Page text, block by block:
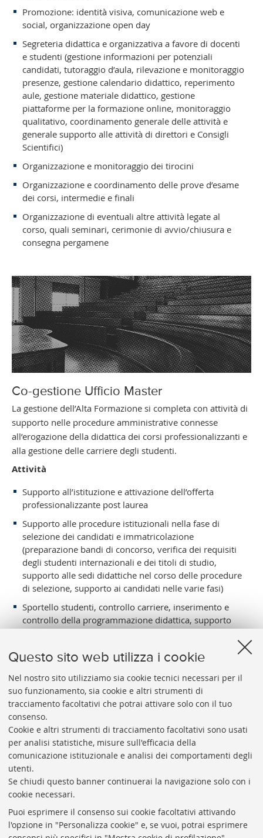
Questo sito web utilizza i cookie
Nel nostro sito utilizziamo sia cookie tecnici necessari per il
suo funzionamento, sia cookie e altri strumenti di
tracciamento facoltativi che potrai attivare solo con il tuo
consenso.
Cookie e altri strumenti di tracciamento facoltativi sono usati
per analisi statistiche, misure sull'efficacia della
comunicazione istituzionale e analisi dei comportamenti degli
utenti.
Se chiudi questo banner continuerai la navigazione solo con i
cookie necessari.
Puoi esprimere il consenso sui cookie facoltativi attivando
l'opzione in "Personalizza cookie" e, se vuoi, potrai esprimere
Promozione: identità visiva, comunicazione web e
social, organizzazione open day
Segreteria didattica e organizzativa a favore di docenti
e studenti (gestione informazioni per potenziali
candidati, tutoraggio d’aula, rilevazione e monitoraggio
presenze, gestione calendario didattico, reperimento
aule, gestione materiale didattico, gestione
piattaforme per la formazione online, monitoraggio
qualitativo, coordinamento generale delle attività e
generale supporto alle attività di direttori e Consigli
Scientifici)
Organizzazione e monitoraggio dei tirocini
Organizzazione e coordinamento delle prove d’esame
dei corsi, intermedie e finali
Organizzazione di eventuali altre attività legate al
corso, quali seminari, cerimonie di avvio/chiusura e
consegna pergamene
Co-gestione Ufficio Master
La gestione dell’Alta Formazione si completa con attività di
supporto nelle procedure amministrative connesse
all’erogazione della didattica dei corsi professionalizzanti e
alla gestione delle carriere degli studenti.
Attività
Supporto all’istituzione e attivazione dell’offerta
professionalizzante post laurea
Supporto alle procedure istituzionali nella fase di
selezione dei candidati e immatricolazione
(preparazione bandi di concorso, verifica dei requisiti
degli studenti internazionali e dei titoli di studio,
supporto alle sedi didattiche nel corso delle procedure
di selezione, supporto ai candidati nelle varie fasi)
Sportello studenti, controllo carriere, inserimento e
controllo della programmazione didattica, supporto
FONDAZIONEALMAMATER
Dove siamo e contatti
P.I.: 01939491203
C.F.: 92049880377
Fondazione in-house dell’Università di Bologna